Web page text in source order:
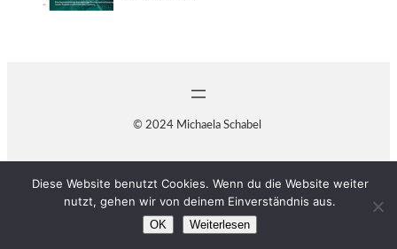
© 2024 Michaela Schabel
Diese Website benutzt Cookies. Wenn du die Website weiter
nutzt, gehen wir von deinem Einverständnis aus.
OK Weiterlesen